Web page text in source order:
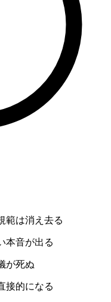
範は消え去る
本音が出る
が死ぬ
接的になる